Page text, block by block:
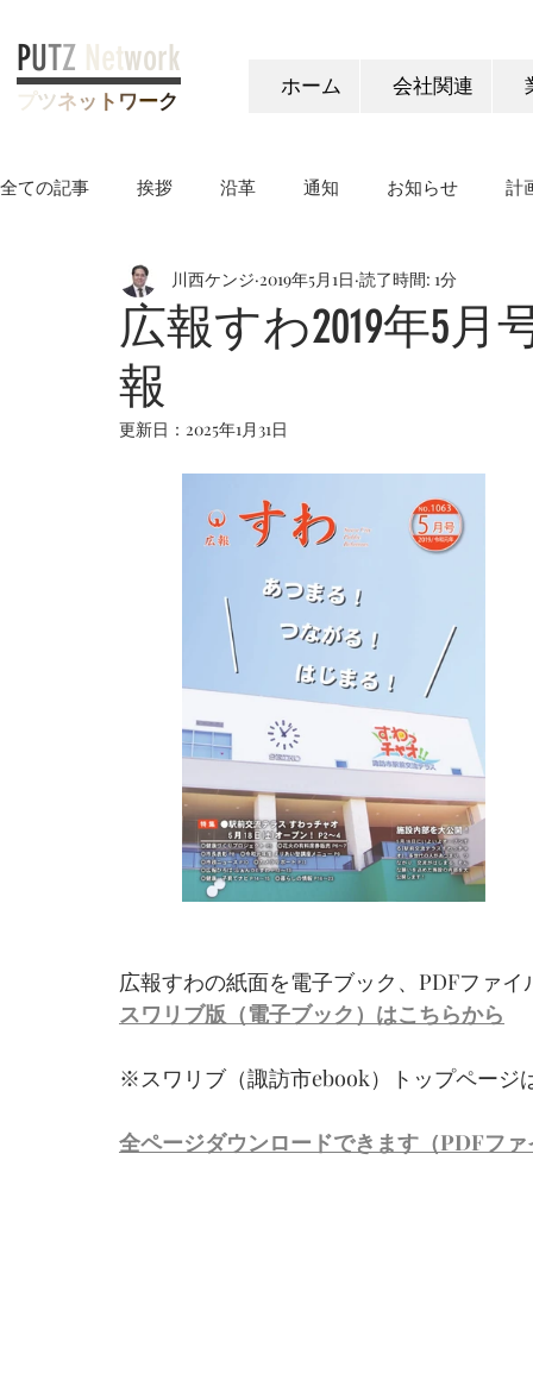
ホーム 会社関連
PUTZ Network
プツネ ッ ト ワーク
全ての記事 挨拶 沿革 通知 お知らせ 計
ヤングケアラー制度
広報すわ2019年5月
報
川西ケンジ 2019年5月1日 読了時間: 1分
更新日： 2025年1月31日
広報すわの紙面を電子ブック、PDFファ
スワリブ版（電子ブック）はこちらから
※スワリブ（諏訪市ebook）トップページ
全ページダウンロードできます（PDFフ